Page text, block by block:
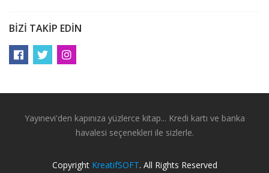
BIZI TAKIP EDIN
Yayınevi'den kapınıza yüzlerce kitap... Kredi kartı ve banka
havalesi seçenekleri ile sizlerle.
Copyright KreatifSOFT. All Rights Reserved